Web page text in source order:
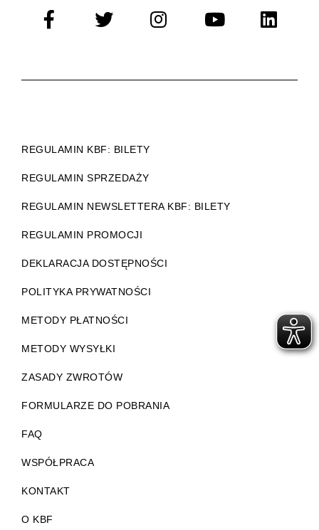
REGULAMIN KBF: BILETY
REGULAMIN SPRZEDAŻY
REGULAMIN NEWSLETTERA KBF: BILETY
REGULAMIN PROMOCJI
DEKLARACJA DOSTĘPNOŚCI
POLITYKA PRYWATNOŚCI
METODY PŁATNOŚCI
METODY WYSYŁKI
ZASADY ZWROTÓW
FORMULARZE DO POBRANIA
FAQ
WSPÓŁPRACA
KONTAKT
O KBF